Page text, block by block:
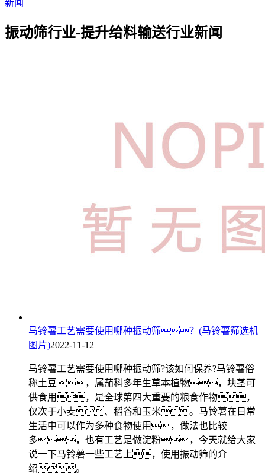
新闻
振动筛行业-提升给料输送行业新闻
马铃薯工艺需要使用哪种振动筛？(马铃薯筛选机
图片)2022-11-12
马铃薯工艺需要使用哪种振动筛?该如何保养?马铃薯俗
称土豆，属茄科多年生草本植物，块茎可
供食用，是全球第四大重要的粮食作物，
仅次于小麦、稻谷和玉米。马铃薯在日常
生活中可以作为多种食物使用，做法也比较
多，也有工艺是做淀粉，今天就给大家
说一下马铃薯一些工艺上，使用振动筛的介
绍。